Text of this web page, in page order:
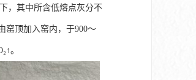
，其中所含低熔点灰分不
窑顶加入窑内，于900～
。